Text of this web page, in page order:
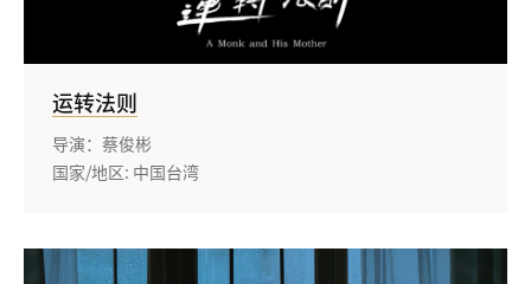
运转法则
导演：蔡俊彬
国家/地区: 中国台湾